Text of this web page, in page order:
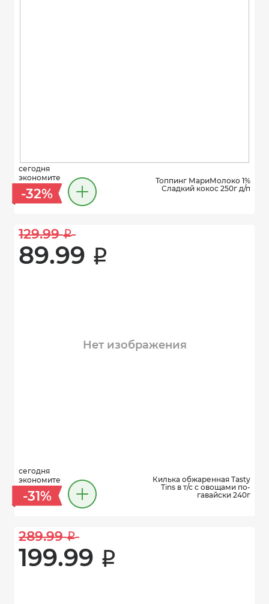
сегодня
экономите
-32%
Топпинг МариМолоко 1%
Сладкий кокос 250г д/п
129.99 i
89.99 i
Нет изображения
сегодня
экономите
-31%
Килька обжаренная Tasty
Tins в т/с с овощами по-
гавайски 240г
289.99 i
199.99 i